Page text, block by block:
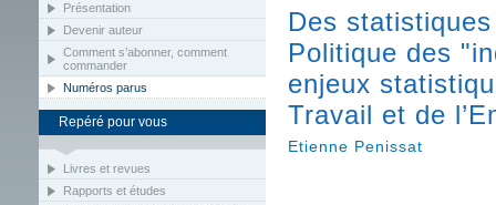
Présentation
Devenir auteur
Comment s’abonner, comment
commander
Numéros parus
Repéré pour vous
Livres et revues
Rapports et études
Des
Politique des
enjeux
Travail et de
Etienne Penissat